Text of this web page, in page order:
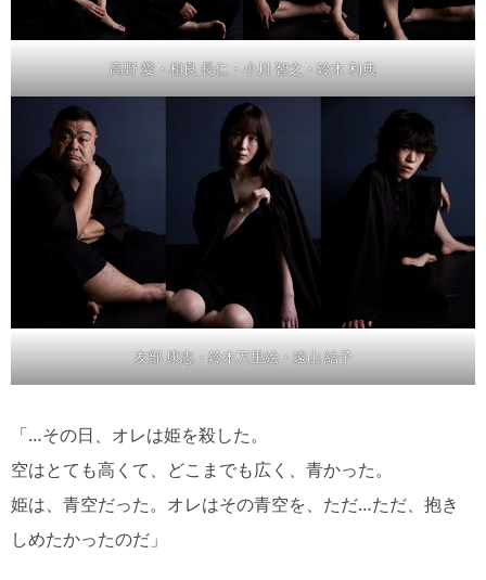
高野 愛・相良 長仁・小川 智之・鈴木 利典
友部 康志・鈴木万里絵・遠山 結子
「…その日、オレは姫を殺した。
空はとても高くて、どこまでも広く、青かった。
姫は、青空だった。オレはその青空を、ただ…ただ、抱き
しめたかったのだ」